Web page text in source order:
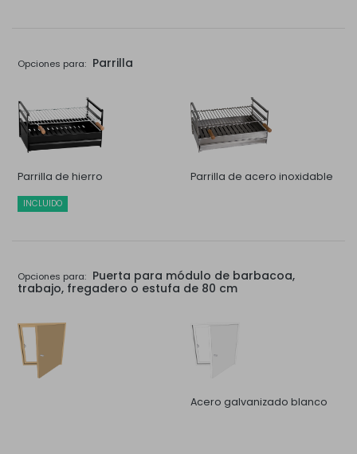
Opciones para: Parrilla
Parrilla de hierro
INCLUIDO
Parrilla de acero inoxidable
Opciones para: Puerta para módulo de barbacoa,
trabajo, fregadero o estufa de 80 cm
Acero galvanizado blanco